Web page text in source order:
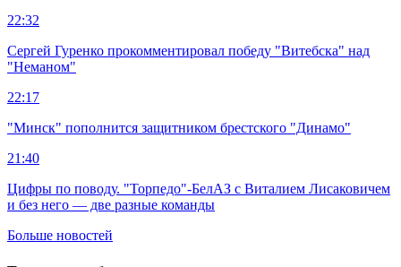
22:32
Сергей Гуренко прокомментировал победу "Витебска" над
"Неманом"
22:17
"Минск" пополнится защитником брестского "Динамо"
21:40
Цифры по поводу. "Торпедо"-БелАЗ с Виталием Лисаковичем
и без него — две разные команды
Больше новостей